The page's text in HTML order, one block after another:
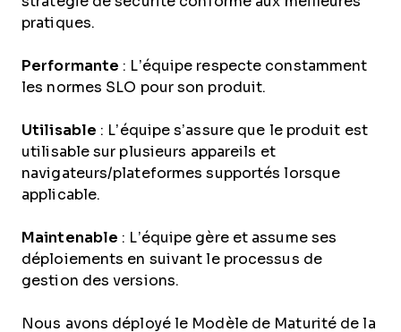
pratiques.
Performante : L’équipe respecte constamment
les normes SLO pour son produit.
Utilisable : L’équipe s’assure que le produit est
utilisable sur plusieurs appareils et
navigateurs/plateformes supportés lorsque
applicable.
Maintenable : L’équipe gère et assume ses
déploiements en suivant le processus de
gestion des versions.
Nous avons déployé le Modèle de Maturité de la